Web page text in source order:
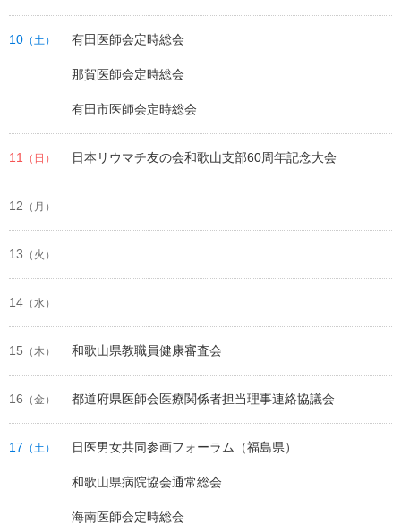
10 （土） 有田医師会定時総会
那賀医師会定時総会
有田市医師会定時総会
11 （日） 日本リウマチ友の会和歌山支部60周年記念大会
12 （月）
13 （火）
14 （水）
15 （木） 和歌山県教職員健康審査会
16 （金） 都道府県医師会医療関係者担当理事連絡協議会
17 （土） 日医男女共同参画フォーラム（福島県）
和歌山県病院協会通常総会
海南医師会定時総会